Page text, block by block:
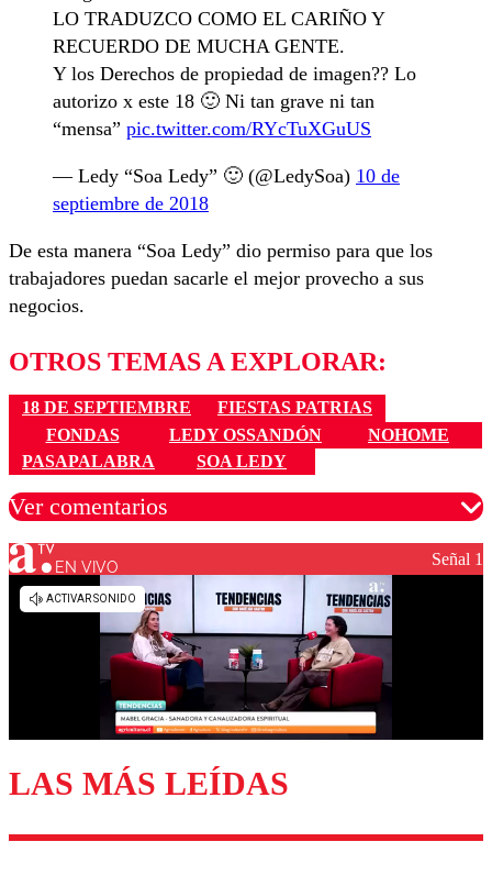
LO TRADUZCO COMO EL CARIÑO Y
RECUERDO DE MUCHA GENTE.
Y los Derechos de propiedad de imagen?? Lo
autorizo x este 18 🙂 Ni tan grave ni tan
“mensa” pic.twitter.com/RYcTuXGuUS
— Ledy “Soa Ledy” 🙂 (@LedySoa) 10 de
septiembre de 2018
De esta manera “Soa Ledy” dio permiso para que los
trabajadores puedan sacarle el mejor provecho a sus
negocios.
OTROS TEMAS A EXPLORAR:
18 DE SEPTIEMBRE
FIESTAS PATRIAS
FONDAS
LEDY OSSANDÓN
NOHOME
PASAPALABRA
SOA LEDY
Ver comentarios
Los comentarios son moderados para garantizar un
diálogo respetuoso.
Enviar comentario
EN VIVO Señal 1
LAS MÁS LEÍDAS